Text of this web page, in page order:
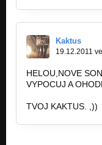
Kaktus
19.12.2011
HELOU,NOVE
VYPOCUJ A
TVOJ KAKTUS. ,))